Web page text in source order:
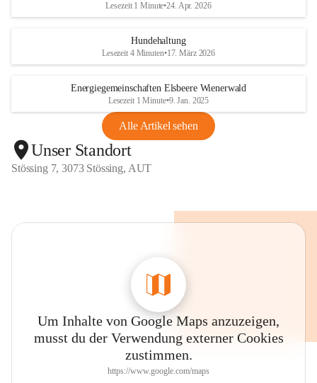
Lesezeit 1 Minute•24. Apr. 2026
Hundehaltung
Lesezeit 4 Minuten•17. März 2026
Energiegemeinschaften Elsbeere Wienerwald
Lesezeit 1 Minute•9. Jan. 2025
Alle Artikel sehen
Unser Standort
Stössing 7, 3073 Stössing, AUT
Um Inhalte von Google Maps anzuzeigen,
musst du der Verwendung externer Cookies
zustimmen.
https://www.google.com/maps